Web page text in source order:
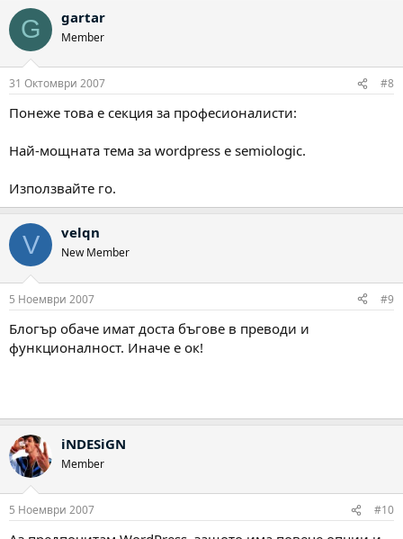
G gartar
Member
31 Октомври 2007 #8
Понеже това е секция за професионалисти:
Най-мощната тема за wordpress е semiologic.
Използвайте го.
V velqn
New Member
5 Ноември 2007 #9
Блогър обаче имат доста бъгове в преводи и
функционалност. Иначе е ок!
iNDESiGN
Member
5 Ноември 2007 #10